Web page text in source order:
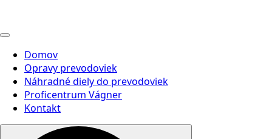
Domov
Opravy prevodoviek
Náhradné diely do prevodoviek
Proficentrum Vágner
Kontakt